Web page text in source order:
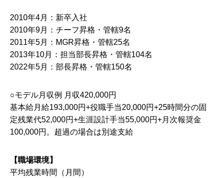
2010年4月：新卒入社
2010年9月：チーフ昇格・管轄9名
2011年5月：MGR昇格・管轄25名
2013年10月：担当部長昇格・管轄104名
2022年5月：部長昇格・管轄150名
○モデル月収例 月収420,000円
基本給月給193,000円+役職手当20,000円+25時間分の固
定残業代52,000円+生涯設計手当55,000円+月次報奨金
100,000円。超過の場合は別途支給
【職場環境】
平均残業時間（月間）